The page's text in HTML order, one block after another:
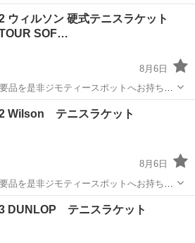
スポーツ・レジャー用品、こども用品、
本、CD・DVDなどが無料でまとめて持
テニスラケット
ウィルソン 硬式テニスラケット
SOF…
8月6日
を是非ジモティースポットへお持ち込
スポーツ・レジャー用品、こども用品、
本、CD・DVDなどが無料でまとめて持
Wilson テニスラケット
8月6日
是非ジモティースポットへお持ち込
スポーツ・レジャー用品、こども用品、
本、CD・DVDなどが無料でまとめて持
DUNLOP テニスラケット